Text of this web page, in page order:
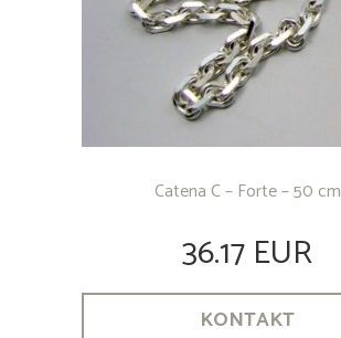
Catena C – Forte – 50 cm
36.17 EUR
KONTAKT